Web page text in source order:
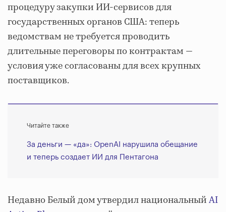
процедуру закупки ИИ-сервисов для
государственных органов США: теперь
ведомствам не требуется проводить
длительные переговоры по контрактам —
условия уже согласованы для всех крупных
поставщиков.
Читайте также
За деньги — «да»: OpenAI нарушила обещание
и теперь создает ИИ для Пентагона
Недавно Белый дом утвердил национальныйAI